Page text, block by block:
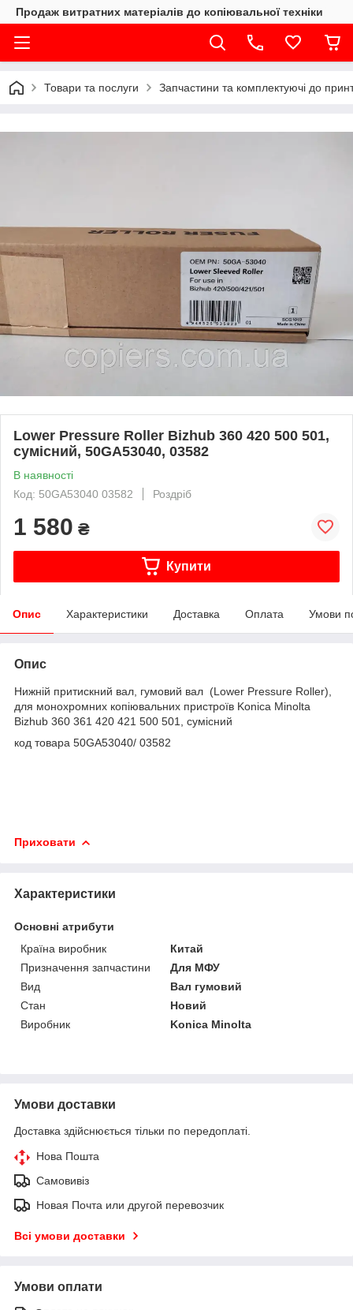
Продаж витратних матеріалів до копіювальної техніки
Товари та послуги Запчастини та комплектуючі до
Lower Pressure Roller Bizhub 360 420 500 501,
сумісний, 50GA53040, 03582
В наявності
Код: 50GA53040 03582
Роздріб
1 580 ₴
Купити
Опис Характеристики Доставка Оплата Умови
Опис
Нижній притискний вал, гумовий вал (Lower Pressure Roller),
для монохромних копіювальних пристроїв Konica Minolta
Bizhub 360 361 420 421 500 501, сумісний
код товара 50GA53040/ 03582
Приховати
Характеристики
Основні атрибути
Країна виробник
Китай
Призначення запчастини
Для МФУ
Вид
Вал гумовий
Стан
Новий
Виробник
Konica Minolta
Умови доставки
Доставка здійснюється тільки по передоплаті.
Нова Пошта
Самовивіз
Новая Почта или другой перевозчик
Всі умови доставки
Умови оплати